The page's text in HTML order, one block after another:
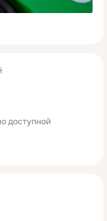
доступной